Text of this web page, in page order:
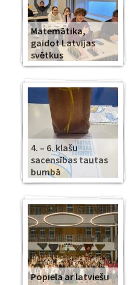
Matemātika,
gaidot Latvijas
svētkus
4. – 6. klašu
sacensības tautas
bumbā
Popiela ar latviešu